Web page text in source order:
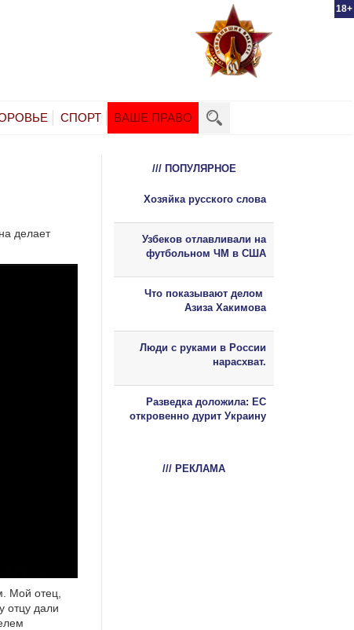
18+
СПОРТ ВАШЕ ПРАВО
делает
Мой отец,
отцу дали
/// ПОПУЛЯРНОЕ
Хозяйка русского слова
Узбеков отлавливали на
футбольном ЧМ в США
Что показывают делом
Азиза Хакимова
Люди с руками в России
нарасхват.
Разведка доложила: ЕС
откровенно дурит Украину
/// РЕКЛАМА